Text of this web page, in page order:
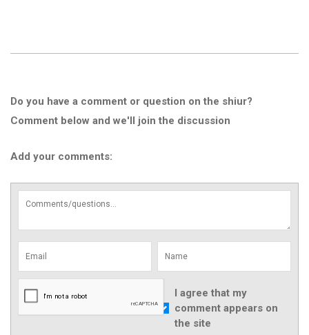
Do you have a comment or question on the shiur?
Comment below and we'll join the discussion
Add your comments:
I agree that my
comment appears on
the site